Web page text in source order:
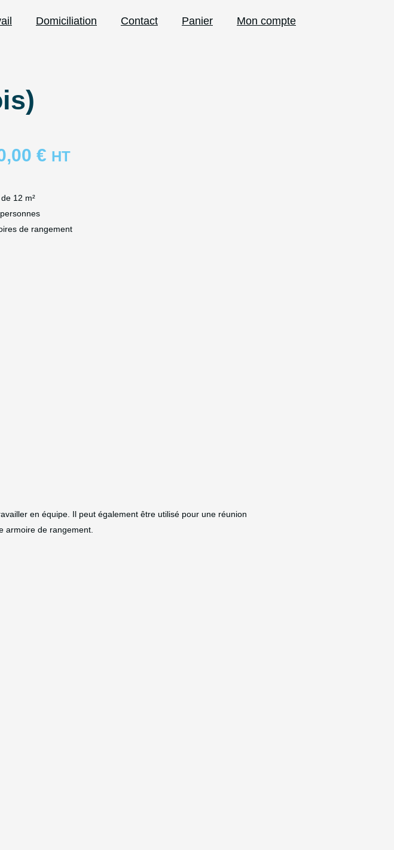
Domiciliation Contact Panier Mon compte
€ HT
12 m²
de rangement
en équipe. Il peut également être utilisé pour une réunion
armoire de rangement.